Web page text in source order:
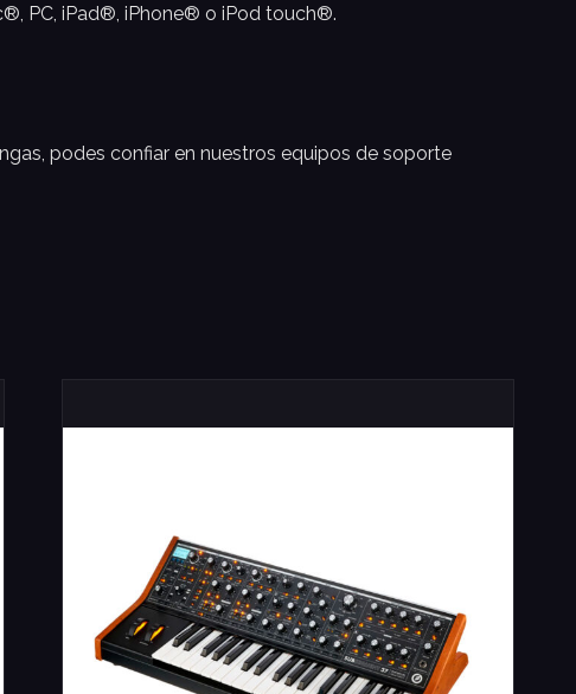
PC, iPad®, iPhone® o iPod touch®.
podes confiar en nuestros equipos de soporte